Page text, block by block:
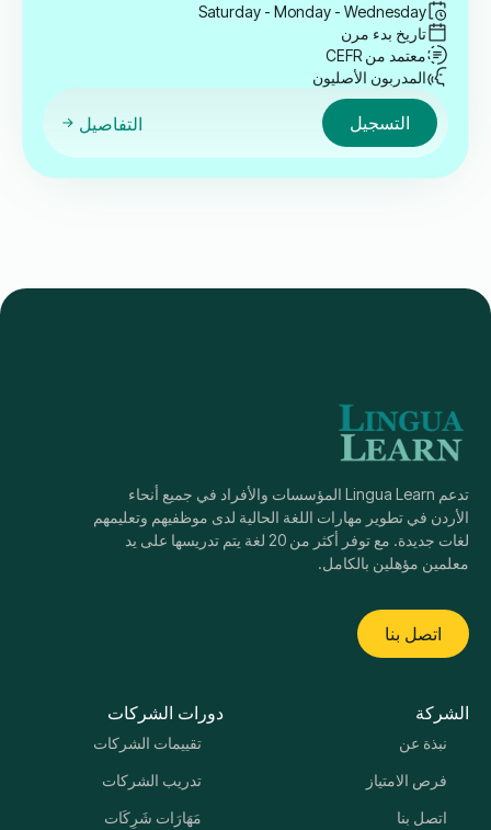
Saturday - Monday - Wednesday
تاريخ بدء مرن
معتمد من CEFR
المدربون الأصليون
التسجيل التفاصيل
تدعم Lingua Learn المؤسسات والأفراد في جميع أنحاء
الأردن في تطوير مهارات اللغة الحالية لدى موظفيهم وتعليمهم
لغات جديدة. مع توفر أكثر من 20 لغة يتم تدريسها على يد
معلمين مؤهلين بالكامل.
اتصل بنا
الشركة
نبذة عن
فرص الامتياز
اتصل بنا
دورات الشركات
تقييمات الشركات
تدريب الشركات
مَهَارَات شَرِكَات